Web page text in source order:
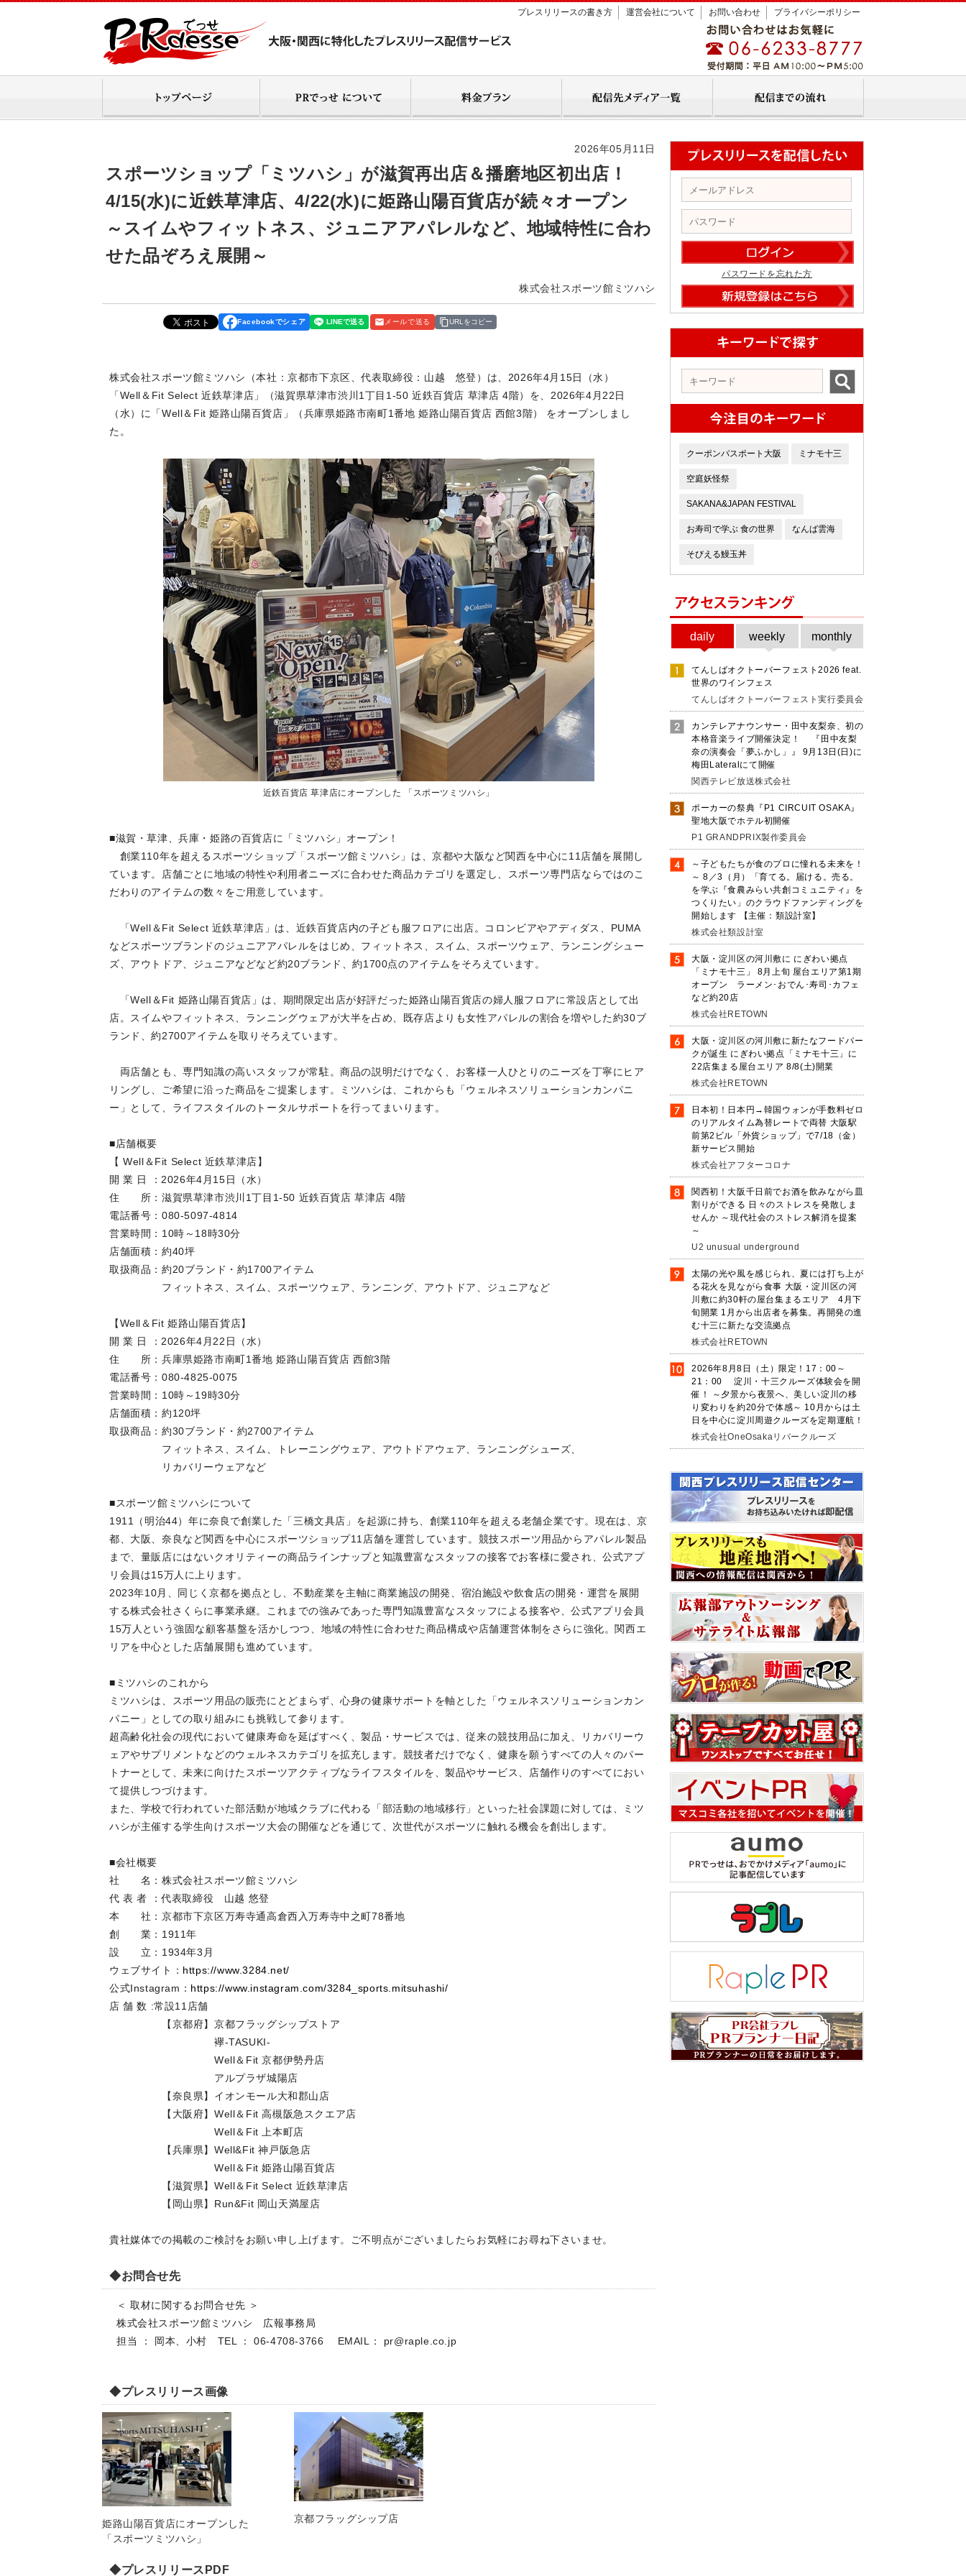
プレスリリースの書き方 運営会社について お問い合わせ プライバシーポリシー
2026年05月11日
スポーツショップ「ミツハシ」が滋賀再出店＆播磨地区初出店！
4/15(水)に近鉄草津店、4/22(水)に姫路山陽百貨店が続々オープン
～スイムやフィットネス、ジュニアアパレルなど、地域特性に合わ
せた品ぞろえ展開～
株式会社スポーツ館ミツハシ
Facebookでシェア メールで送る URLをコピー
株式会社スポーツ館ミツハシ（本社：京都市下京区、代表取締役：山越 悠登）は、2026年4月15日（水）
「Well＆Fit Select 近鉄草津店」（滋賀県草津市渋川1丁目1-50 近鉄百貨店 草津店 4階）を、2026年4月22日
（水）に「Well＆Fit 姫路山陽百貨店」（兵庫県姫路市南町1番地 姫路山陽百貨店 西館3階） をオープンしまし
た。
近鉄百貨店 草津店にオープンした 「スポーツミツハシ」
■滋賀・草津、兵庫・姫路の百貨店に「ミツハシ」オープン！
創業110年を超えるスポーツショップ「スポーツ館ミツハシ」は、京都や大阪など関西を中心に11店舗を展開し
ています。店舗ごとに地域の特性や利用者ニーズに合わせた商品カテゴリを選定し、スポーツ専門店ならではのこ
だわりのアイテムの数々をご用意しています。
「Well＆Fit Select 近鉄草津店」は、近鉄百貨店内の子ども服フロアに出店。コロンビアやアディダス、PUMA
などスポーツブランドのジュニアアパレルをはじめ、フィットネス、スイム、スポーツウェア、ランニングシュー
ズ、アウトドア、ジュニアなどなど約20ブランド、約1700点のアイテムをそろえています。
「Well＆Fit 姫路山陽百貨店」は、期間限定出店が好評だった姫路山陽百貨店の婦人服フロアに常設店として出
店。スイムやフィットネス、ランニングウェアが大半を占め、既存店よりも女性アパレルの割合を増やした約30ブ
ランド、約2700アイテムを取りそろえています。
両店舗とも、専門知識の高いスタッフが常駐。商品の説明だけでなく、お客様一人ひとりのニーズを丁寧にヒア
リングし、ご希望に沿った商品をご提案します。ミツハシは、これからも「ウェルネスソリューションカンパニ
ー」として、ライフスタイルのトータルサポートを行ってまいります。
■店舗概要
【 Well＆Fit Select 近鉄草津店】
開 業 日 ：2026年4月15日（水）
住 所：滋賀県草津市渋川1丁目1-50 近鉄百貨店 草津店 4階
電話番号：080-5097-4814
営業時間：10時～18時30分
店舗面積：約40坪
取扱商品：約20ブランド・約1700アイテム
フィットネス、スイム、スポーツウェア、ランニング、アウトドア、ジュニアなど
【Well＆Fit 姫路山陽百貨店】
開 業 日 ：2026年4月22日（水）
住 所：兵庫県姫路市南町1番地 姫路山陽百貨店 西館3階
電話番号：080-4825-0075
営業時間：10時～19時30分
店舗面積：約120坪
取扱商品：約30ブランド・約2700アイテム
フィットネス、スイム、トレーニングウェア、アウトドアウェア、ランニングシューズ、
リカバリーウェアなど
■スポーツ館ミツハシについて
1911（明治44）年に奈良で創業した「三橋文具店」を起源に持ち、創業110年を超える老舗企業です。現在は、京
都、大阪、奈良など関西を中心にスポーツショップ11店舗を運営しています。競技スポーツ用品からアパレル製品
まで、量販店にはないクオリティーの商品ラインナップと知識豊富なスタッフの接客でお客様に愛され、公式アプ
リ会員は15万人に上ります。
2023年10月、同じく京都を拠点とし、不動産業を主軸に商業施設の開発、宿泊施設や飲食店の開発・運営を展開
する株式会社さくらに事業承継。これまでの強みであった専門知識豊富なスタッフによる接客や、公式アプリ会員
15万人という強固な顧客基盤を活かしつつ、地域の特性に合わせた商品構成や店舗運営体制をさらに強化。関西エ
リアを中心とした店舗展開も進めています。
■ミツハシのこれから
ミツハシは、スポーツ用品の販売にとどまらず、心身の健康サポートを軸とした「ウェルネスソリューションカン
パニー」としての取り組みにも挑戦して参ります。
超高齢化社会の現代において健康寿命を延ばすべく、製品・サービスでは、従来の競技用品に加え、リカバリーウ
ェアやサプリメントなどのウェルネスカテゴリを拡充します。競技者だけでなく、健康を願うすべての人々のパー
トナーとして、未来に向けたスポーツアクティブなライフスタイルを、製品やサービス、店舗作りのすべてにおい
て提供しつづけます。
また、学校で行われていた部活動が地域クラブに代わる「部活動の地域移行」といった社会課題に対しては、ミツ
ハシが主催する学生向けスポーツ大会の開催などを通じて、次世代がスポーツに触れる機会を創出します。
■会社概要
社 名：株式会社スポーツ館ミツハシ
代 表 者 ：代表取締役 山越 悠登
本 社：京都市下京区万寿寺通高倉西入万寿寺中之町78番地
創 業：1911年
設 立：1934年3月
ウェブサイト： https://www.3284.net/
公式Instagram： https://www.instagram.com/3284_sports.mitsuhashi/
店 舗 数 :常設11店舗
【京都府】京都フラッグシップストア
襷-TASUKI-
Well＆Fit 京都伊勢丹店
アルプラザ城陽店
【奈良県】イオンモール大和郡山店
【大阪府】Well＆Fit 高槻阪急スクエア店
Well＆Fit 上本町店
【兵庫県】Well&Fit 神戸阪急店
Well＆Fit 姫路山陽百貨店
【滋賀県】Well＆Fit Select 近鉄草津店
【岡山県】Run&Fit 岡山天満屋店
貴社媒体での掲載のご検討をお願い申し上げます。ご不明点がございましたらお気軽にお尋ね下さいませ。
◆お問合せ先
＜ 取材に関するお問合せ先 ＞
株式会社スポーツ館ミツハシ 広報事務局
担当 ： 岡本、小村 TEL ： 06-4708-3766 EMAIL： pr@raple.co.jp
◆プレスリリース画像
姫路山陽百貨店にオープンした
「スポーツミツハシ」
京都フラッグシップ店
◆プレスリリースPDF
パスワードを忘れた方
クーポンパスポート大阪 ミナモ十三
空庭妖怪祭
SAKANA&JAPAN FESTIVAL
お寿司で学ぶ 食の世界 なんば雲海
そびえる鰻玉丼
daily weekly monthly
てんしばオクトーバーフェスト2026 feat.
世界のワインフェス
てんしばオクトーバーフェスト実行委員会
カンテレアナウンサー・田中友梨奈、初の
本格音楽ライブ開催決定！ 『田中友梨
奈の演奏会「夢ふかし」』 9月13日(日)に
梅田Lateralにて開催
関西テレビ放送株式会社
ポーカーの祭典『P1 CIRCUIT OSAKA』
聖地大阪でホテル初開催
P1 GRANDPRIX製作委員会
～子どもたちが食のプロに憧れる未来を！
～ 8／3（月）「育てる。届ける。売る。
を学ぶ『食農みらい共創コミュニティ』を
つくりたい」のクラウドファンディングを
開始します 【主催：類設計室】
株式会社類設計室
大阪・淀川区の河川敷に にぎわい拠点
「ミナモ十三」 8月上旬 屋台エリア第1期
オープン ラーメン･おでん･寿司･カフェ
など約20店
株式会社RETOWN
大阪・淀川区の河川敷に新たなフードパー
クが誕生 にぎわい拠点「ミナモ十三」に
22店集まる屋台エリア 8/8(土)開業
株式会社RETOWN
日本初！日本円→韓国ウォンが手数料ゼロ
のリアルタイム為替レートで両替 大阪駅
前第2ビル「外貨ショップ」で7/18（金）
新サービス開始
株式会社アフターコロナ
関西初！大阪千日前でお酒を飲みながら皿
割りができる 日々のストレスを発散しま
せんか ～現代社会のストレス解消を提案
～
U2 unusual underground
太陽の光や風を感じられ、夏には打ち上が
る花火を見ながら食事 大阪・淀川区の河
川敷に約30軒の屋台集まるエリア 4月下
旬開業 1月から出店者を募集。再開発の進
む十三に新たな交流拠点
株式会社RETOWN
2026年8月8日（土）限定！17：00～
21：00 淀川・十三クルーズ体験会を開
催！ ～夕景から夜景へ、美しい淀川の移
り変わりを約20分で体感～ 10月からは土
日を中心に淀川周遊クルーズを定期運航！
株式会社OneOsakaリバークルーズ